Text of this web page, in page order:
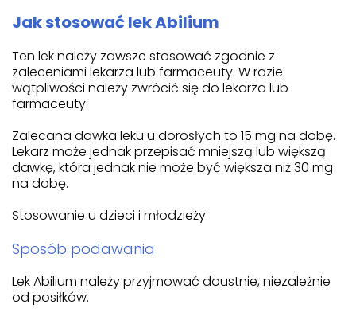
Jak stosować lek Abilium
Ten lek należy zawsze stosować zgodnie z
zaleceniami lekarza lub farmaceuty. W razie
wątpliwości należy zwrócić się do lekarza lub
farmaceuty.
Zalecana dawka leku u dorosłych to 15 mg na dobę.
Lekarz może jednak przepisać mniejszą lub większą
dawkę, która jednak nie może być większa niż 30 mg
na dobę.
Stosowanie u dzieci i młodzieży
Sposób podawania
Lek Abilium należy przyjmować doustnie, niezależnie
od posiłków.